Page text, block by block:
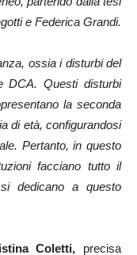
e Federica Grandi.
ossia i disturbi del
DCA. Questi disturbi
la seconda
di età, configurandosi
Pertanto, in questo
facciano tutto il
dedicano a questo
Coletti, precisa